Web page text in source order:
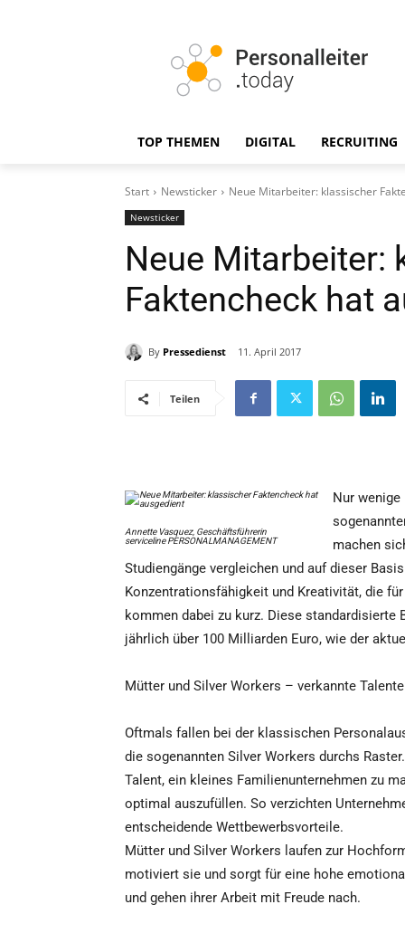
TOP THEMEN DIGITAL RECRUITING
Start Newsticker Neue Mitarbeiter: klassischer
Newsticker
Neue Mitarbeiter:
Faktencheck hat
By Pressedienst 11. April 2017
Teilen
Annette Vasquez, Geschäftsführerin
serviceline PERSONALMANAGEMENT
Nur wenige
machen
Studiengänge vergleichen und auf dieser
Konzentrationsfähigkeit und Kreativität, die
kommen dabei zu kurz. Diese
jährlich über 100 Milliarden Euro, wie der
Mütter und Silver Workers – verkannte Talente
Oftmals fallen bei der klassischen
die sogenannten Silver Workers durchs
Talent, ein kleines Familienunternehmen zu
optimal auszufüllen. So verzichten
entscheidende Wettbewerbsvorteile.
Mütter und Silver Workers laufen zur
motiviert sie und sorgt für eine hohe
und gehen ihrer Arbeit mit Freude nach.